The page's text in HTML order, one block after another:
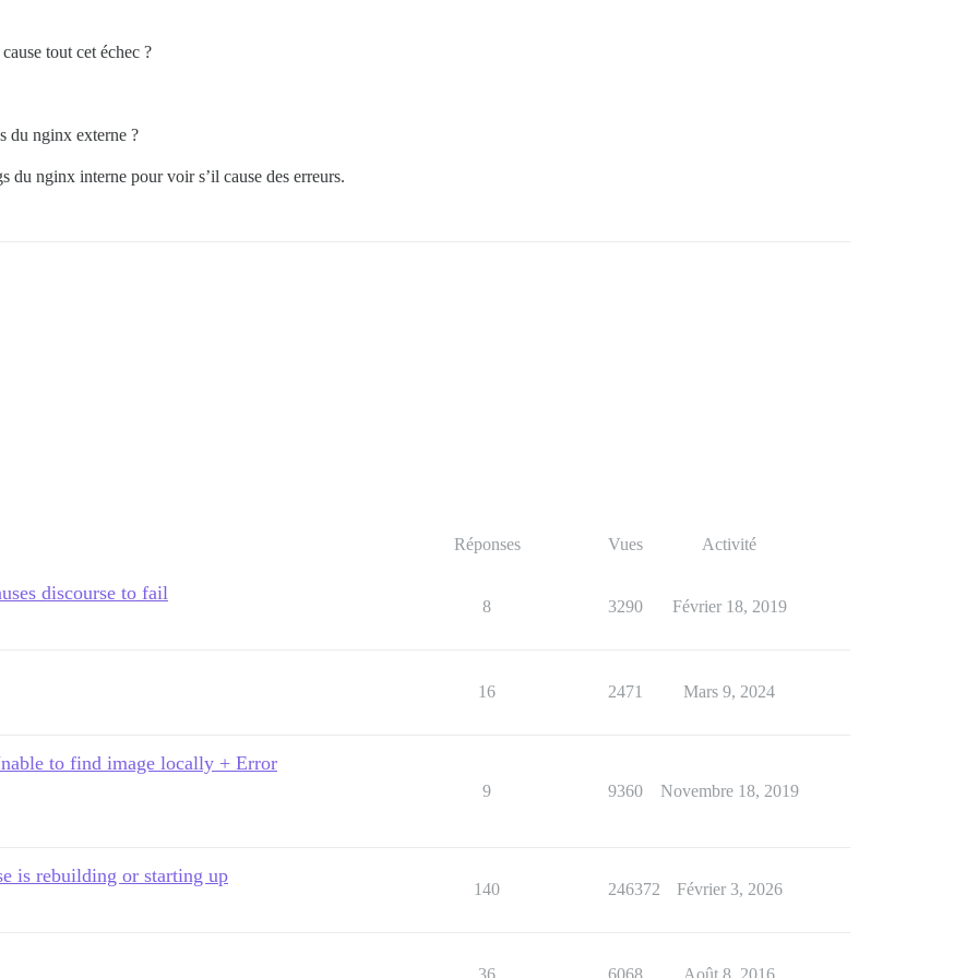
tout cet échec ?
du nginx externe ?
du nginx interne pour voir s’il cause des erreurs.
Réponses Vues Activité
discourse to fail
8 3290 Février 18, 2019
16 2471 Mars 9, 2024
to find image locally + Error
9 9360 Novembre 18, 2019
is rebuilding or starting up
140 246372 Février 3, 2026
36 6068 Août 8, 2016